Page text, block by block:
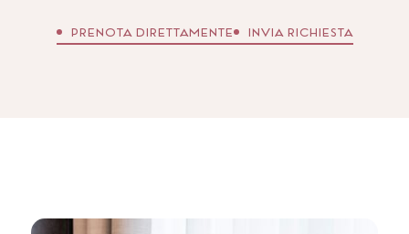
restano nel cuore.
PRENOTA DIRETTAMENTE INVIA RICHIESTA